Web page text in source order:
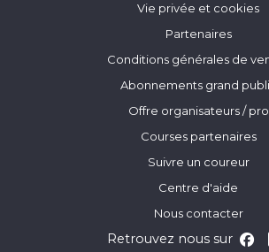
Vie privée et cookies
Partenaires
Conditions générales de
Abonnements grand
Offre organisateurs / pro
Courses partenaires
Suivre un coureur
Centre d'aide
Nous contacter
Retrouvez nous sur